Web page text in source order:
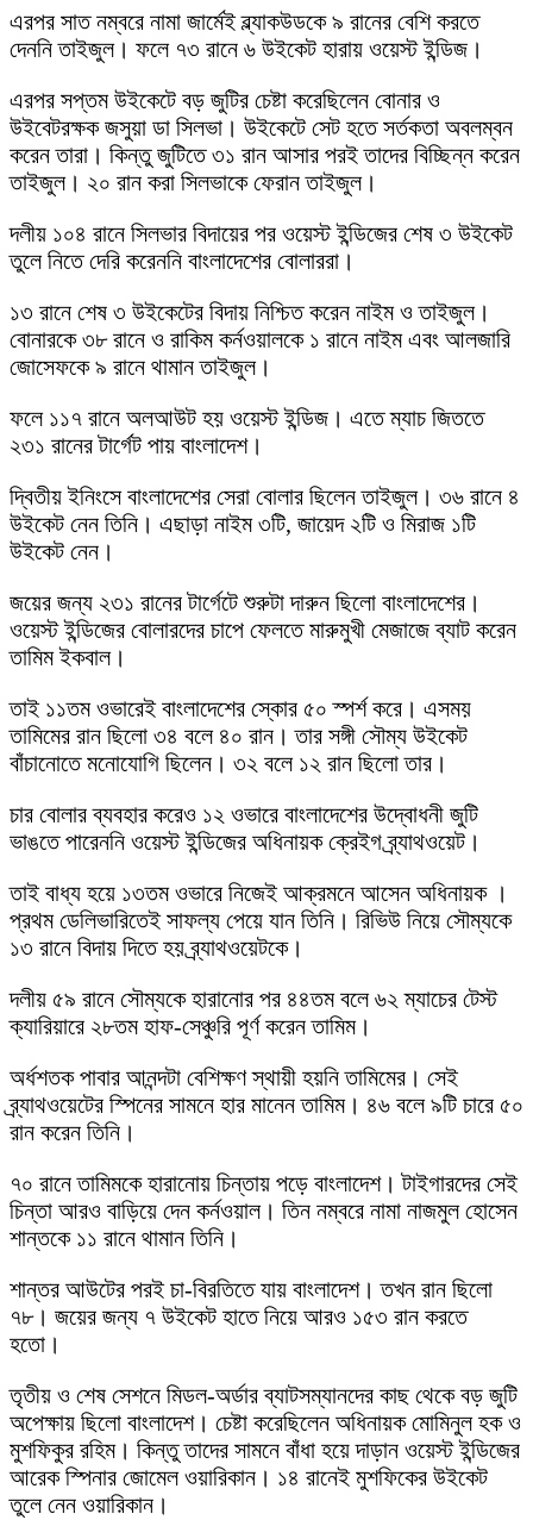
এরপর সাত নম্বরে নামা জার্মেই ব্ল্যাকউডকে ৯ রানের বেশি করতে
দেননি তাইজুল। ফলে ৭৩ রানে ৬ উইকেট হারায় ওয়েস্ট ইন্ডিজ।
এরপর সপ্তম উইকেটে বড় জুটির চেষ্টা করেছিলেন বোনার ও
উইবেটরক্ষক জসুয়া ডা সিলভা। উইকেটে সেট হতে সর্তকতা অবলম্বন
করেন তারা। কিন্তু জুটিতে ৩১ রান আসার পরই তাদের বিচ্ছিন্ন করেন
তাইজুল। ২০ রান করা সিলভাকে ফেরান তাইজুল।
দলীয় ১০৪ রানে সিলভার বিদায়ের পর ওয়েস্ট ইন্ডিজের শেষ ৩ উইকেট
তুলে নিতে দেরি করেননি বাংলাদেশের বোলাররা।
১৩ রানে শেষ ৩ উইকেটের বিদায় নিশ্চিত করেন নাইম ও তাইজুল।
বোনারকে ৩৮ রানে ও রাকিম কর্নওয়ালকে ১ রানে নাইম এবং আলজারি
জোসেফকে ৯ রানে থামান তাইজুল।
ফলে ১১৭ রানে অলআউট হয় ওয়েস্ট ইন্ডিজ। এতে ম্যাচ জিততে
২৩১ রানের টার্গেট পায় বাংলাদেশ।
দ্বিতীয় ইনিংসে বাংলাদেশের সেরা বোলার ছিলেন তাইজুল। ৩৬ রানে ৪
উইকেট নেন তিনি। এছাড়া নাইম ৩টি, জায়েদ ২টি ও মিরাজ ১টি
উইকেট নেন।
জয়ের জন্য ২৩১ রানের টার্গেটে শুরুটা দারুন ছিলো বাংলাদেশের।
ওয়েস্ট ইন্ডিজের বোলারদের চাপে ফেলতে মারুমুখী মেজাজে ব্যাট করেন
তামিম ইকবাল।
তাই ১১তম ওভারেই বাংলাদেশের স্কোর ৫০ স্পর্শ করে। এসময়
তামিমের রান ছিলো ৩৪ বলে ৪০ রান। তার সঙ্গী সৌম্য উইকেট
বাঁচানোতে মনোযোগি ছিলেন। ৩২ বলে ১২ রান ছিলো তার।
চার বোলার ব্যবহার করেও ১২ ওভারে বাংলাদেশের উদ্বোধনী জুটি
ভাঙতে পারেননি ওয়েস্ট ইন্ডিজের অধিনায়ক ক্রেইগ ব্র্যাথওয়েট।
তাই বাধ্য হয়ে ১৩তম ওভারে নিজেই আক্রমনে আসেন অধিনায়ক ।
প্রথম ডেলিভারিতেই সাফল্য পেয়ে যান তিনি। রিভিউ নিয়ে সৌম্যকে
১৩ রানে বিদায় দিতে হয় ব্র্যাথওয়েটকে।
দলীয় ৫৯ রানে সৌম্যকে হারানোর পর ৪৪তম বলে ৬২ ম্যাচের টেস্ট
ক্যারিয়ারে ২৮তম হাফ-সেঞ্চুরি পূর্ণ করেন তামিম।
অর্ধশতক পাবার আনন্দটা বেশিক্ষণ স্থায়ী হয়নি তামিমের। সেই
ব্র্যাথওয়েটের স্পিনের সামনে হার মানেন তামিম। ৪৬ বলে ৯টি চারে ৫০
রান করেন তিনি।
৭০ রানে তামিমকে হারানোয় চিন্তায় পড়ে বাংলাদেশ। টাইগারদের সেই
চিন্তা আরও বাড়িয়ে দেন কর্নওয়াল। তিন নম্বরে নামা নাজমুল হোসেন
শান্তকে ১১ রানে থামান তিনি।
শান্তর আউটের পরই চা-বিরতিতে যায় বাংলাদেশ। তখন রান ছিলো
৭৮। জয়ের জন্য ৭ উইকেট হাতে নিয়ে আরও ১৫৩ রান করতে
হতো।
তৃতীয় ও শেষ সেশনে মিডল-অর্ডার ব্যাটসম্যানদের কাছ থেকে বড় জুটি
অপেক্ষায় ছিলো বাংলাদেশ। চেষ্টা করেছিলেন অধিনায়ক মোমিনুল হক ও
মুশফিকুর রহিম। কিন্তু তাদের সামনে বাঁধা হয়ে দাড়ান ওয়েস্ট ইন্ডিজের
আরেক স্পিনার জোমেল ওয়ারিকান। ১৪ রানেই মুশফিকের উইকেট
তুলে নেন ওয়ারিকান।